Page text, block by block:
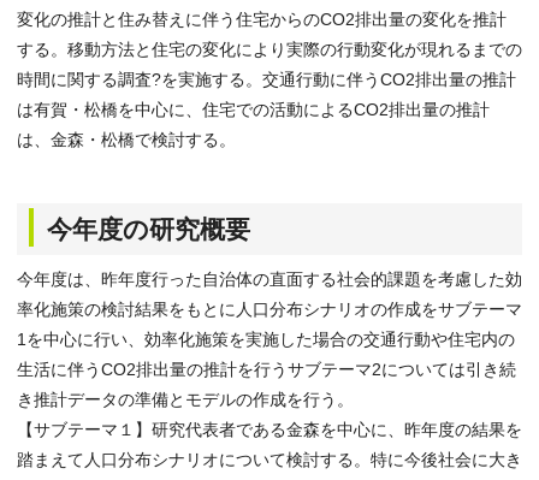
変化の推計と住み替えに伴う住宅からのCO2排出量の変化を推計
する。移動方法と住宅の変化により実際の行動変化が現れるまでの
時間に関する調査?を実施する。交通行動に伴うCO2排出量の推計
は有賀・松橋を中心に、住宅での活動によるCO2排出量の推計
は、金森・松橋で検討する。
今年度の研究概要
今年度は、昨年度行った自治体の直面する社会的課題を考慮した効
率化施策の検討結果をもとに人口分布シナリオの作成をサブテーマ
1を中心に行い、効率化施策を実施した場合の交通行動や住宅内の
生活に伴うCO2排出量の推計を行うサブテーマ2については引き続
き推計データの準備とモデルの作成を行う。
【サブテーマ１】研究代表者である金森を中心に、昨年度の結果を
踏まえて人口分布シナリオについて検討する。特に今後社会に大き